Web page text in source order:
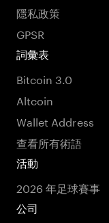
隱私政策
GPSR
詞彙表
Bitcoin 3.0
Altcoin
Wallet Address
查看所有術語
活動
2026 年足球賽事
公司